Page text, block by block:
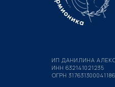
ИП ДАНИЛИНА
ИНН 632141021235
ОГРН 317631300041186